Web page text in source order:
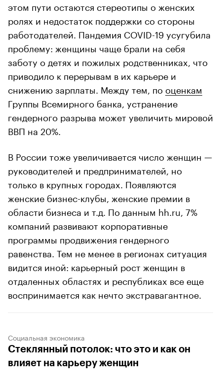
этом пути остаются стереотипы о женских
ролях и недостаток поддержки со стороны
работодателей. Пандемия COVID-19 усугубила
проблему: женщины чаще брали на себя
заботу о детях и пожилых родственниках, что
приводило к перерывам в их карьере и
снижению зарплаты. Между тем, по оценкам
Группы Всемирного банка, устранение
гендерного разрыва может увеличить мировой
ВВП на 20%.
В России тоже увеличивается число женщин —
руководителей и предпринимателей, но
только в крупных городах. Появляются
женские бизнес-клубы, женские премии в
области бизнеса и т.д. По данным hh.ru, 7%
компаний развивают корпоративные
программы продвижения гендерного
равенства. Тем не менее в регионах ситуация
видится иной: карьерный рост женщин в
отдаленных областях и республиках все еще
воспринимается как нечто экстравагантное.
Социальная экономика
Стеклянный потолок: что это и как он
влияет на карьеру женщин